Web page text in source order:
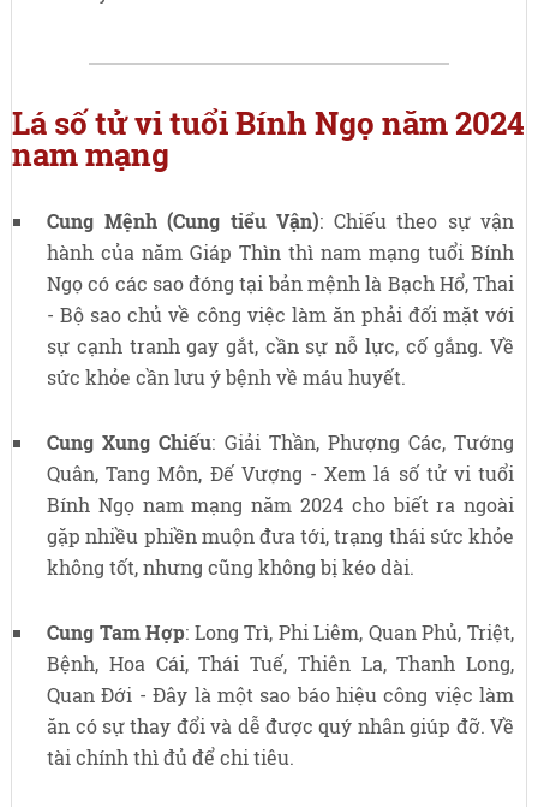
Lá số tử vi tuổi Bính Ngọ năm 2024
nam mạng
Cung Mệnh (Cung tiểu Vận): Chiếu theo sự vận
hành của năm Giáp Thìn thì nam mạng tuổi Bính
Ngọ có các sao đóng tại bản mệnh là Bạch Hổ, Thai
- Bộ sao chủ về công việc làm ăn phải đối mặt với
sự cạnh tranh gay gắt, cần sự nỗ lực, cố gắng. Về
sức khỏe cần lưu ý bệnh về máu huyết.
Cung Xung Chiếu: Giải Thần, Phượng Các, Tướng
Quân, Tang Môn, Đế Vượng - Xem lá số tử vi tuổi
Bính Ngọ nam mạng năm 2024 cho biết ra ngoài
gặp nhiều phiền muộn đưa tới, trạng thái sức khỏe
không tốt, nhưng cũng không bị kéo dài.
Cung Tam Hợp: Long Trì, Phi Liêm, Quan Phủ, Triệt,
Bệnh, Hoa Cái, Thái Tuế, Thiên La, Thanh Long,
Quan Đới - Đây là một sao báo hiệu công việc làm
ăn có sự thay đổi và dễ được quý nhân giúp đỡ. Về
tài chính thì đủ để chi tiêu.